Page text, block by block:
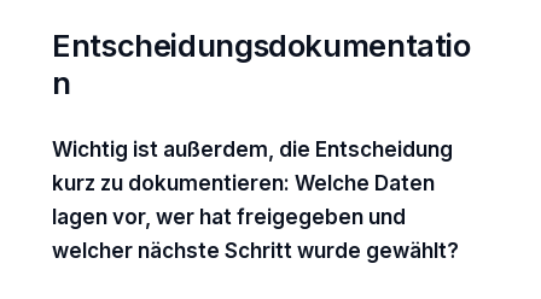
Entscheidungsdokumentatio
n
Wichtig ist außerdem, die Entscheidung
kurz zu dokumentieren: Welche Daten
lagen vor, wer hat freigegeben und
welcher nächste Schritt wurde gewählt?